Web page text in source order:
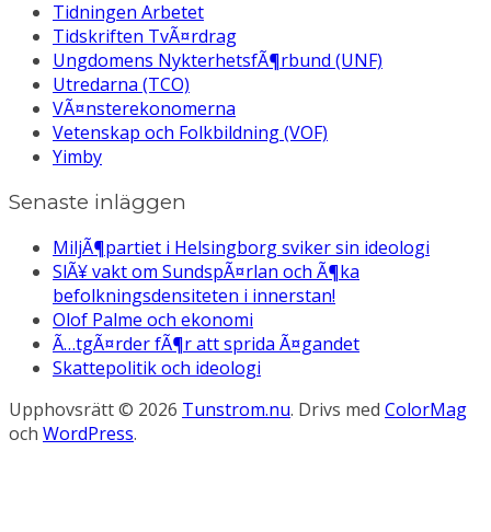
Tidningen Arbetet
Tidskriften TvÃ¤rdrag
Ungdomens NykterhetsfÃ¶rbund (UNF)
Utredarna (TCO)
VÃ¤nsterekonomerna
Vetenskap och Folkbildning (VOF)
Yimby
Senaste inläggen
MiljÃ¶partiet i Helsingborg sviker sin ideologi
SlÃ¥ vakt om SundspÃ¤rlan och Ã¶ka
befolkningsdensiteten i innerstan!
Olof Palme och ekonomi
Ã…tgÃ¤rder fÃ¶r att sprida Ã¤gandet
Skattepolitik och ideologi
Upphovsrätt © 2026 Tunstrom.nu. Drivs med ColorMag
och WordPress.